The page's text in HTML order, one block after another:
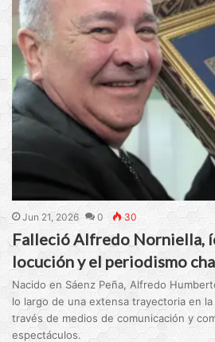
Jun 21, 2026 0 30
Falleció Alfredo Norniella,
locución y el periodismo
Nacido en Sáenz Peña, Alfredo
lo largo de una extensa trayectoria en
través de medios de comunicación y
espectáculos.